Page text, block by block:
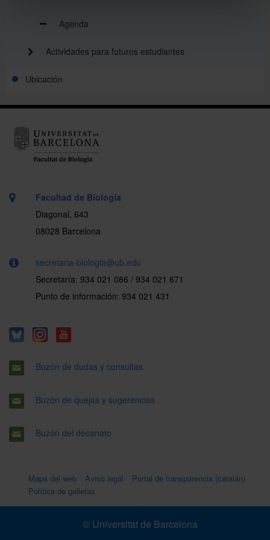
Agenda
Actividades para futuros estudiantes
Ubicación
Facultad de Biología
Diagonal, 643
08028 Barcelona
secretaria-biologia@ub.edu
Secretaría: 934 021 086 / 934 021 671
Punto de información: 934 021 431
Buzón de dudas y consultas
Buzón de quejas y sugerencias
Buzón del decanato
Mapa del web Aviso legal
Portal de transparencia (catalán)
Política de galletas
© Universitat de Barcelona